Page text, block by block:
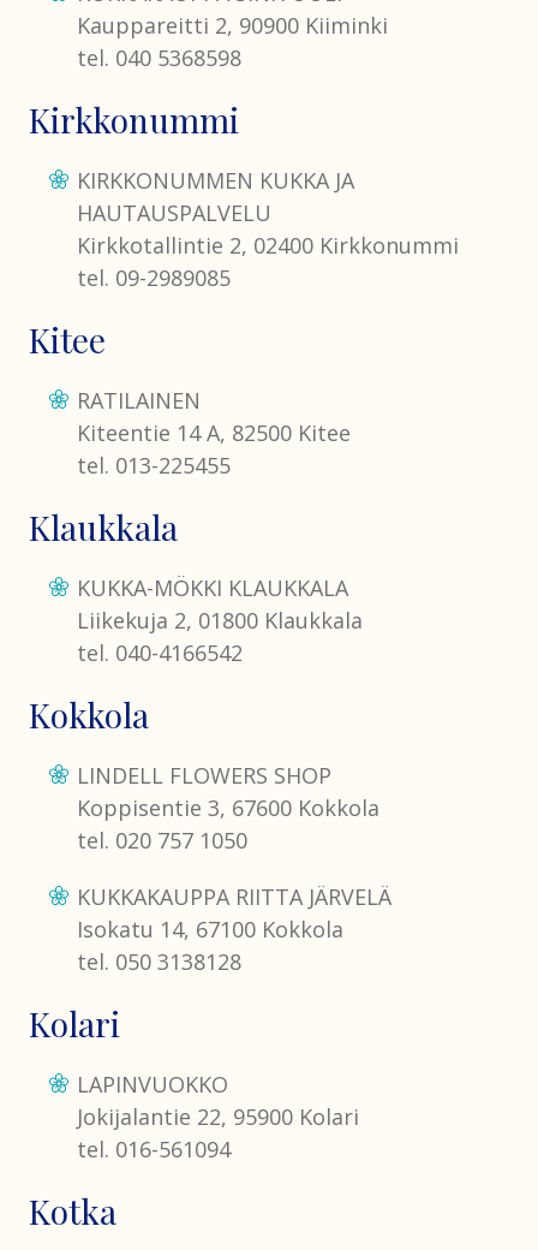
Kauppareitti 2, 90900 Kiiminki
tel. 040 5368598
Kirkkonummi
KIRKKONUMMEN KUKKA JA
HAUTAUSPALVELU
Kirkkotallintie 2, 02400 Kirkkonummi
tel. 09-2989085
Kitee
RATILAINEN
Kiteentie 14 A, 82500 Kitee
tel. 013-225455
Klaukkala
KUKKA-MÖKKI KLAUKKALA
Liikekuja 2, 01800 Klaukkala
tel. 040-4166542
Kokkola
LINDELL FLOWERS SHOP
Koppisentie 3, 67600 Kokkola
tel. 020 757 1050
KUKKAKAUPPA RIITTA JÄRVELÄ
Isokatu 14, 67100 Kokkola
tel. 050 3138128
Kolari
LAPINVUOKKO
Jokijalantie 22, 95900 Kolari
tel. 016-561094
Kotka